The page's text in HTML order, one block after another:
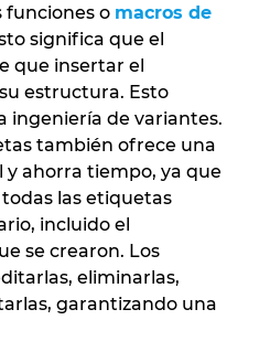
o macros de
significa que el
que insertar el
estructura. Esto
ingeniería de variantes.
también ofrece una
y ahorra tiempo, ya que
las etiquetas
incluido el
se crearon. Los
eliminarlas,
garantizando una